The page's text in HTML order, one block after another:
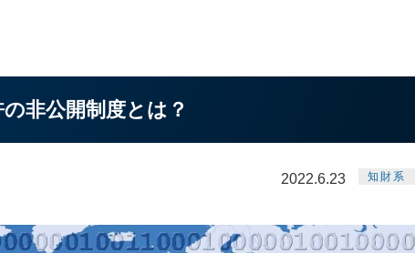
非公開制度とは？
2022.6.23 知財系